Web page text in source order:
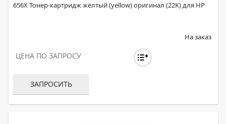
656X Тонер-картридж жёлтый (yellow) оригинал (22K) для HP
На заказ
ЦЕНА ПО ЗАПРОСУ
ЗАПРОСИТЬ